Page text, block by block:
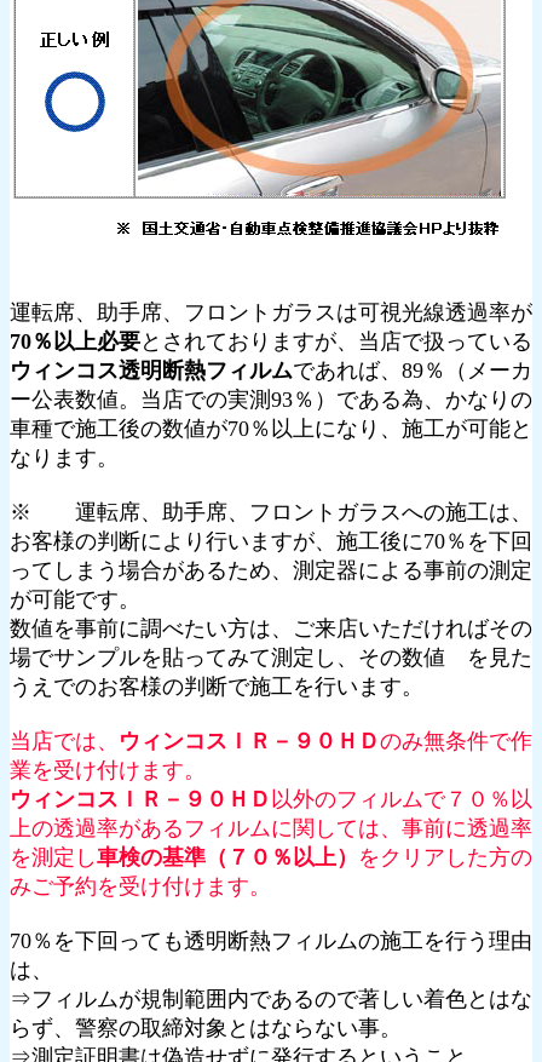
運転席、助手席、フロントガラスは可視光線透過率が
70％以上必要とされておりますが、当店で扱っている
ウィンコス透明断熱フィルムであれば、89％（メーカ
ー公表数値。当店での実測93％）である為、かなりの
車種で施工後の数値が70％以上になり、施工が可能と
なります。
※ 運転席、助手席、フロントガラスへの施工は、
お客様の判断により行いますが、施工後に70％を下回
ってしまう場合があるため、測定器による事前の測定
が可能です。
数値を事前に調べたい方は、ご来店いただければその
場でサンプルを貼ってみて測定し、その数値 を見た
うえでのお客様の判断で施工を行います。
当店では、 ウィンコスＩＲ－９０ＨＤのみ無条件で作
業を受け付けます。
ウィンコスＩＲ－９０ＨＤ 以外のフィルムで７０％以
上の透過率があるフィルムに関しては、事前に透過率
を測定し車検の基準（７０％以上） をクリアした方の
みご予約を受け付けます。
70％を下回っても透明断熱フィルムの施工を行う理由
は、
⇒フィルムが規制範囲内であるので著しい着色とはな
らず、警察の取締対象とはならない事。
⇒測定証明書は偽造せずに発行するということ。